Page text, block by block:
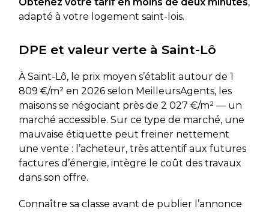
adapté à votre logement saint-lois.
DPE et valeur verte à Saint-Lô
À Saint-Lô, le prix moyen s’établit autour de 1
809 €/m² en 2026 selon MeilleursAgents, les
maisons se négociant près de 2 027 €/m² — un
marché accessible. Sur ce type de marché, une
mauvaise étiquette peut freiner nettement
une vente : l’acheteur, très attentif aux futures
factures d’énergie, intègre le coût des travaux
dans son offre.
Connaître sa classe avant de publier l’annonce